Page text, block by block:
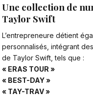
Une collection de
Taylor Swift
L’entrepreneure détient
personnalisés, intégrant
de Taylor Swift , tels que :
« ERAS TOUR »
« BEST-DAY »
« TAY-TRAV »